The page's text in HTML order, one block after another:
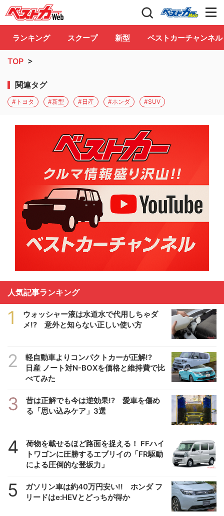
自動車情報誌「ベストカー」 Club
ランキング スクープ 新型 ベストカーチャンネル
TOP >
関連タグ
#トヨタ #新型 #日産 #ホンダ #SUV
人気記事ランキング
1
ウォッシャー液は水道水で代用しちゃダ
メ!? 意外と知らない正しい使い方
2
軽自動車よりコンパクトカーが正解!?
日産 ノート対N-BOXを価格と維持費で比
べてみた
3
昔は正解でも今は逆効果!? 愛車を傷め
る「思い込みケア」3選
4
荷物を載せるほど路面を捉える！ FFハイ
トワゴンに圧勝するエブリイの「FR駆動
による圧倒的な登坂力」
5
ガソリン車は約40万円安い!! ホンダ フ
リードはe:HEVとどっちが得か